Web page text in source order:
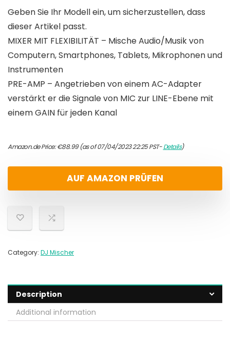
Geben Sie Ihr Modell ein, um sicherzustellen, dass
dieser Artikel passt.
MIXER MIT FLEXIBILITÄT – Mische Audio/Musik von
Computern, Smartphones, Tablets, Mikrophonen und
Instrumenten
PRE-AMP – Angetrieben von einem AC-Adapter
verstärkt er die Signale von MIC zur LINE-Ebene mit
einem GAIN für jeden Kanal
Amazon.de Price:€88.99(as of 07/04/2023 22:25 PST-Details)
AUF AMAZON PRÜFEN
Category: DJ Mischer
Description
Additional information